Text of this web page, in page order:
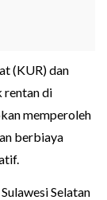
(KUR) dan
rentan di
memperoleh
berbiaya
Selatan